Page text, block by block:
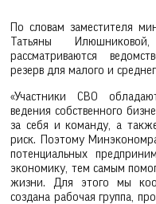
По словам заместителя
Татьяны
рассматриваются
резерв для малого и
«Участники СВО
ведения собственного
за себя и команду, а
риск. Поэтому
потенциальных
экономику, тем самым
жизни. Для этого мы
создана рабочая группа,